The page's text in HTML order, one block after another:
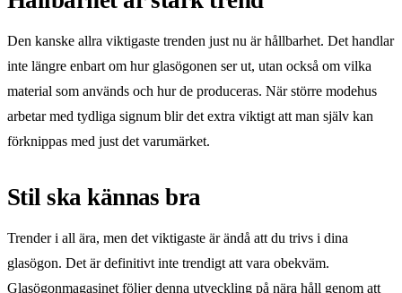
Den kanske allra viktigaste trenden just nu är hållbarhet. Det handlar
inte längre enbart om hur glasögonen ser ut, utan också om vilka
material som används och hur de produceras. När större modehus
arbetar med tydliga signum blir det extra viktigt att man själv kan
förknippas med just det varumärket.
Stil ska kännas bra
Trender i all ära, men det viktigaste är ändå att du trivs i dina
glasögon. Det är definitivt inte trendigt att vara obekväm.
Glasögonmagasinet följer denna utveckling på nära håll genom att